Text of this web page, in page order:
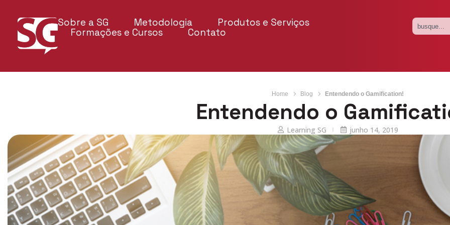
Sobre a SG Metodologia
Produtos e Serviços
Formações e Cursos
Contato
Home Blog Entendendo o Gamification!
Entendendo o
Learning SG junho 14, 2019